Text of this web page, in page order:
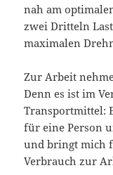
nah am
zwei Dritteln
maximalen
Zur Arbeit
Denn es ist im
Transportmittel:
für eine Person
und bringt mich
Verbrauch zur